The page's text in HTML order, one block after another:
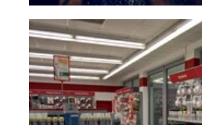
Quincaillerie &
Matériaux